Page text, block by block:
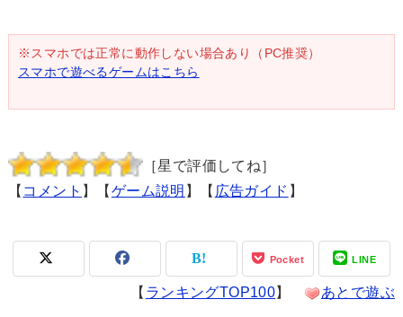
※スマホでは正常に動作しない場合あり（PC推奨）
スマホで遊べるゲームはこちら
［星で評価してね］
【 コメント 】【 ゲーム説明 】【 広告ガイド 】
Pocket LINE
【 ランキングTOP100】 あとで遊ぶ